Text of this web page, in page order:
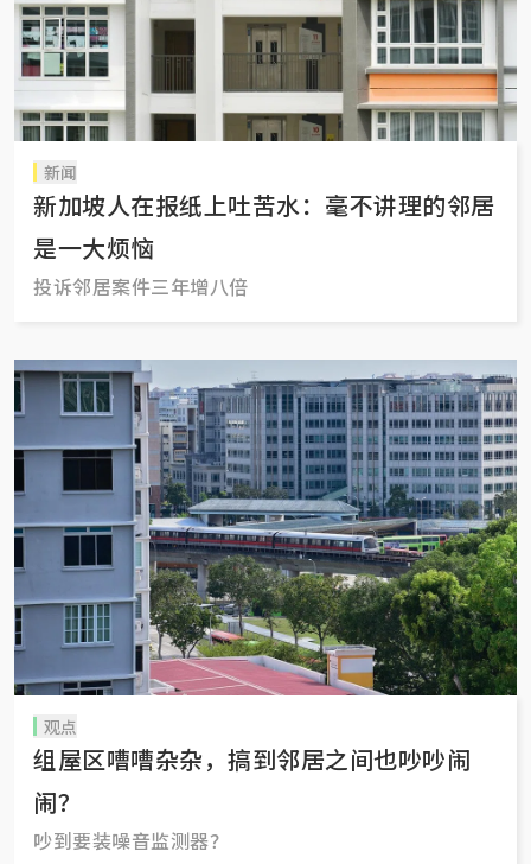
新闻
新加坡人在报纸上吐苦水：毫不讲理的邻居
是一大烦恼
投诉邻居案件三年增八倍
观点
组屋区嘈嘈杂杂，搞到邻居之间也吵吵闹
闹？
吵到要装噪音监测器？